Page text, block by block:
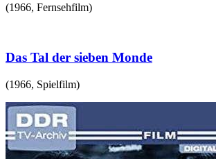
(1966, Fernsehfilm)
Das Tal der sieben Monde
(1966, Spielfilm)